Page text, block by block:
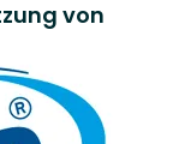
dass die
angegebene E-
von